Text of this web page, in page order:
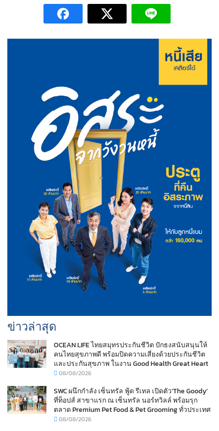
ข่าวล่าสุด
OCEAN LIFE ไทยสมุทรประกันชีวิต ปักธงสนับสนุนให้
คนไทยสุขภาพดี พร้อมปิดความเสี่ยงด้วยประกันชีวิต
และประกันสุขภาพ ในงาน Good Health Great Heart
08/08/2026
SWC ผนึกกำลัง เซ็นทรัล ฟู้ด รีเทล เปิดตัว‘The Goody’
ที่ท็อปส์ สาขาแรก ณ เซ็นทรัล นอร์ทวิลล์ พร้อมรุก
ตลาด Premium Pet Food & Pet Grooming ทั่วประเทศ
08/08/2026